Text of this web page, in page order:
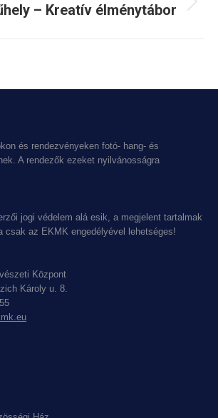
Next
– Kreatív élménytábor
és rendezvényeken fotó- hang- és
A rendezők ezeket nyilvánosságra
jogi védelem alá esik, a megjelent tartalmak
csak az EKMK engedélyével lehetséges!
Központ
Károly u. 8.